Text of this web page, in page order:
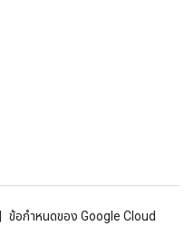
ข้อกำหนดของ Google Cloud